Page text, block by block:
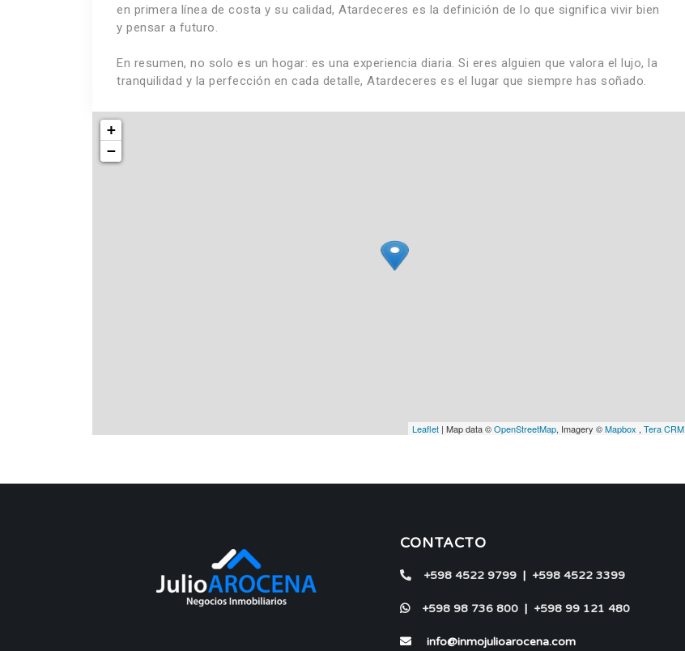
en primera línea de costa y su calidad, Atardeceres es la definición de lo que significa vivir bien
y pensar a futuro.
En resumen, no solo es un hogar: es una experiencia diaria. Si eres alguien que valora el lujo, la
tranquilidad y la perfección en cada detalle, Atardeceres es el lugar que siempre has soñado.
+
−
Leaflet | Map data ©OpenStreetMap, Imagery ©Mapbox , Tera CRM
CONTACTO
+598 4522 9799| +598 4522 3399
+598 98 736 800| +598 99 121 480
info@inmojulioarocena.com